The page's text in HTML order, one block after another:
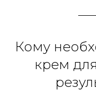
Кому
крем
+7 925 682 42 12
СВЯЖИТЕСЬ С НАМИ